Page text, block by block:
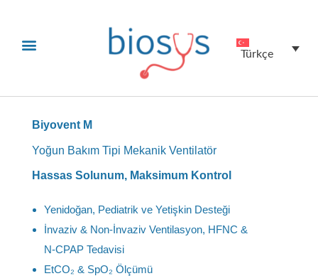
Türkçe
Biyovent M
Yoğun Bakım Tipi Mekanik Ventilatör
Hassas Solunum, Maksimum Kontrol
Yenidoğan, Pediatrik ve Yetişkin Desteği
İnvaziv & Non‑İnvaziv Ventilasyon, HFNC &
N‑CPAP Tedavisi
EtCO₂ & SpO₂ Ölçümü